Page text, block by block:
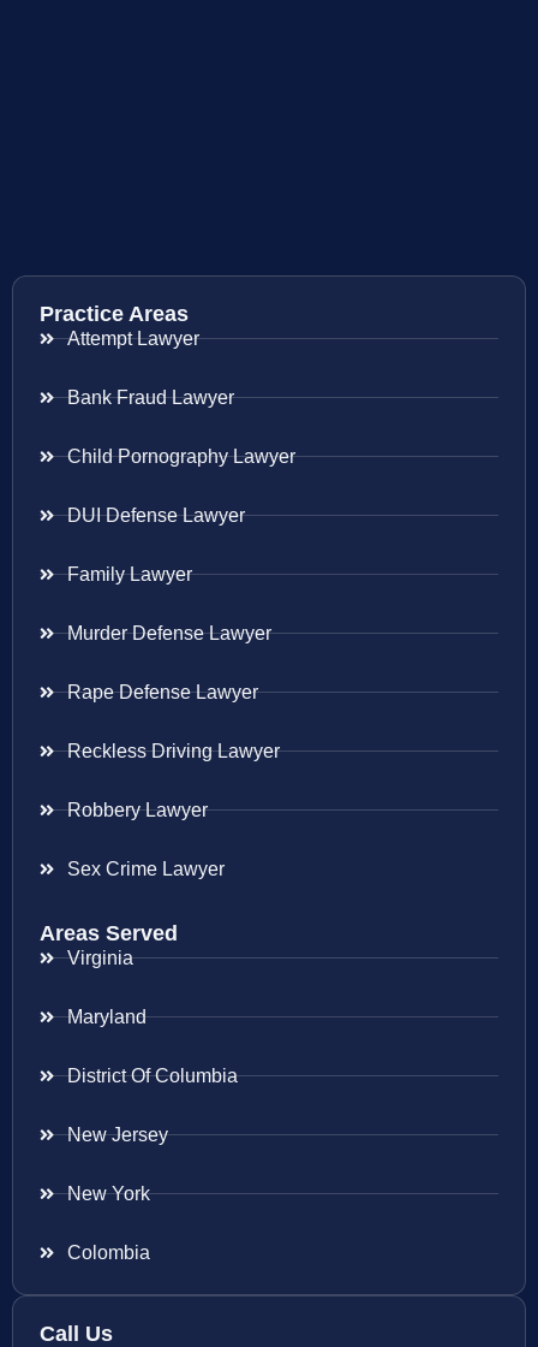
Practice Areas
Attempt Lawyer
Bank Fraud Lawyer
Child Pornography Lawyer
DUI Defense Lawyer
Family Lawyer
Murder Defense Lawyer
Rape Defense Lawyer
Reckless Driving Lawyer
Robbery Lawyer
Sex Crime Lawyer
Areas Served
Virginia
Maryland
District Of Columbia
New Jersey
New York
Colombia
Call Us